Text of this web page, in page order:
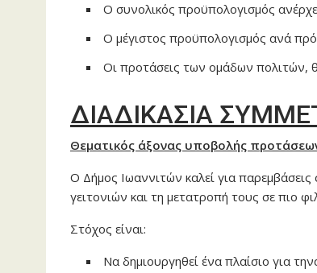
Ο συνολικός προϋπολογισμός
Ο μέγιστος προϋπολογισμός ανά
Οι προτάσεις των ομάδων πολιτών,
ΔΙΑΔΙΚΑΣΙΑ
Θεματικός άξονας υποβολής
Ο Δήμος Ιωαννιτών καλεί για
γειτονιών και τη μετατροπή τους σε πιο
Στόχος είναι:
Να δημιουργηθεί ένα πλαίσιο για